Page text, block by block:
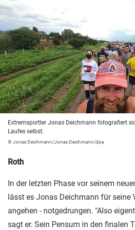
Extremsportler Jonas Deichmann fotografiert
Laufes selbst.
© Jonas Deichmann/Jonas Deichmann/dpa
Roth
In der letzten Phase vor seinem
lässt es Jonas Deichmann für seine
angehen - notgedrungen. "Also
sagt er. Sein Pensum in den finalen